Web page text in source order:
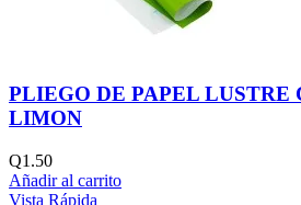
PLIEGO DE PAPEL LUSTRE
LIMON
Q1.50
Añadir al carrito
Vista Rápida